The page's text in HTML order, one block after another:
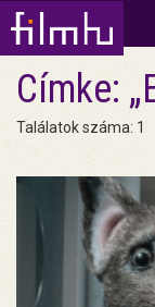
Címke:
Találatok száma: 1